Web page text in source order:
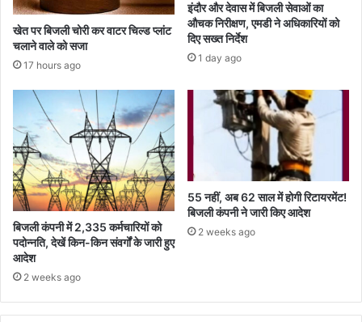
खेत पर बिजली चोरी कर वाटर चिल्ड प्लांट
चलाने वाले को सजा
17 hours ago
इंदौर और देवास में बिजली सेवाओं का
औचक निरीक्षण, एमडी ने अधिकारियों को
दिए सख्त निर्देश
1 day ago
बिजली कंपनी में 2,335 कर्मचारियों को
पदोन्नति, देखें किन-किन संवर्गों के जारी हुए
आदेश
2 weeks ago
55 नहीं, अब 62 साल में होगी रिटायरमेंट!
बिजली कंपनी ने जारी किए आदेश
2 weeks ago